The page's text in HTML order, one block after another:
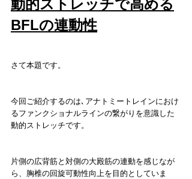
動的ストレッチで高める
BFLの連動性
さて本題です。
今回ご紹介するのは､アナトミートレインにおけ
るファンクショナルラインの繋がりを意識した
動的ストレッチです。
片側の広背筋と対側の大殿筋の連動を感じなが
ら、胸椎の回旋可動性向上を目的としていま